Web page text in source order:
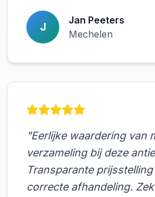
J
Jan Peeters
Mechelen
"Eerlijke waardering van
verzameling bij deze
Transparante
correcte afhandeling.